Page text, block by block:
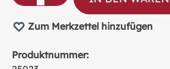
Zum Merkzettel hinzufügen
Produktnummer: